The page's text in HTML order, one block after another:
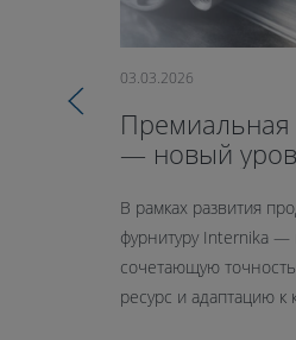
03.03.2026
Премиальная
— новый
В рамках развития
фурнитуру Internika
сочетающую
ресурс и адаптацию к